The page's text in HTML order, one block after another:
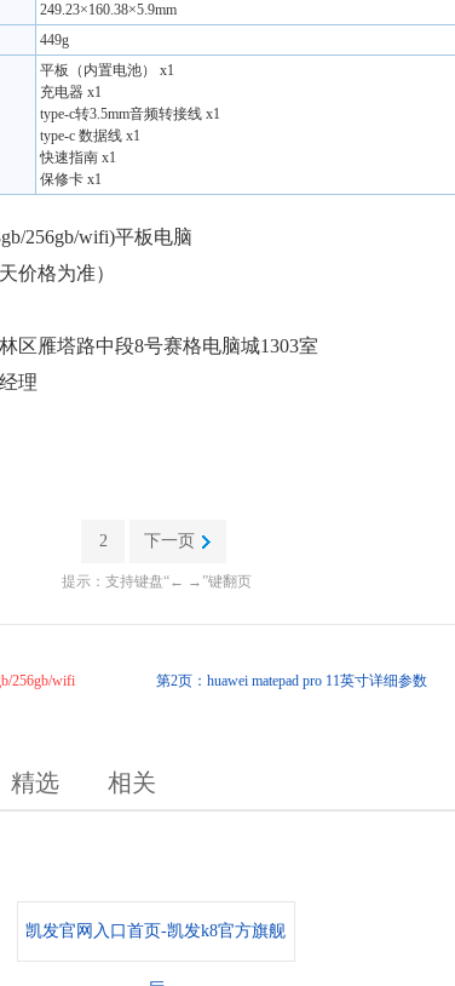
249.23×160.38×5.9mm
449g
平板（内置电池） x1
充电器 x1
type-c转3.5mm音频转接线 x1
type-c 数据线 x1
快速指南 x1
保修卡 x1
256gb/wifi)平板电脑
价格为准）
区雁塔路中段8号赛格电脑城1303室
理
2 下一页
提示：支持键盘“← →”键翻页
256gb/wifi 第2页：huawei matepad pro 11英寸详细参数
精选 相关
凯发官网入口首页-凯发k8官方旗舰